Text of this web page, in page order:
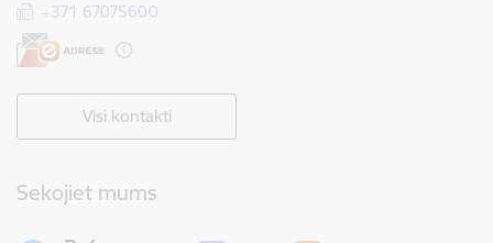
+371 67075600
Visi kontakti
Sekojiet mums